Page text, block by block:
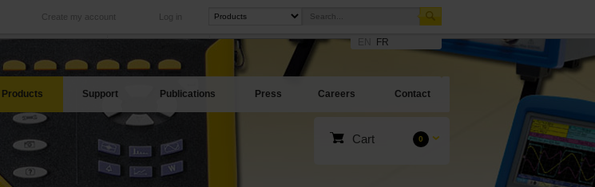
Log in
Create my account
abroad
Our best offers
FR
Products Support Publications Press Careers Contact
Cart 0